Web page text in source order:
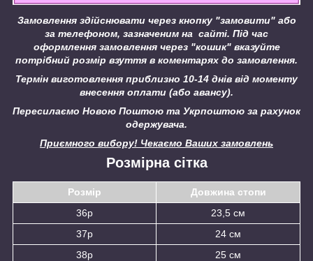
Замовлення здійснювати через кнопку "замовити" або
за телефоном, зазначеним на сайті. Під час
оформлення замовлення через "кошик" вказуйте
потрібний розмір взуття в коментарях до замовлення.
Термін виготовлення приблизно 10-14 днів від моменту
внесення оплати (або авансу).
Пересилаємо Новою Поштою та Укрпоштою за рахунок
одержувача.
Приємного вибору! Чекаємо Ваших замовлень
Розмірна сітка
Розмір
Довжина стопи
36р
23,5 см
37р
24 см
38р
25 см